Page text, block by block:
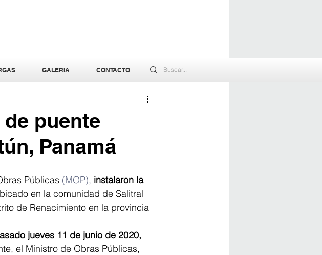
GALERIA CONTACTO
puente
Panamá
Públicas (MOP), instalaron la
en la comunidad de Salitral
de Renacimiento en la provincia
jueves 11 de junio de 2020,
el Ministro de Obras Públicas,